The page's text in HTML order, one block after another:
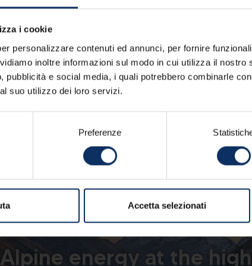
i cookie
personalizzare contenuti ed annunci, per fornire
inoltre informazioni sul modo in cui utilizza il
pubblicità e social media, i quali potrebbero combinarle
suo utilizzo dei loro servizi.
Preferenze
Accetta selezionati
APT Livigno | Azienda di Promozione e Sviluppo
Alpine energy at the